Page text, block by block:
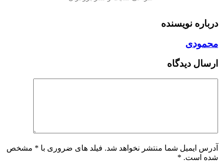
درباره نویسنده
محمودی
ارسال دیدگاه
آدرس ایمیل شما منتشر نخواهد شد. فیلد های ضروری با * مشخص
شده است. *